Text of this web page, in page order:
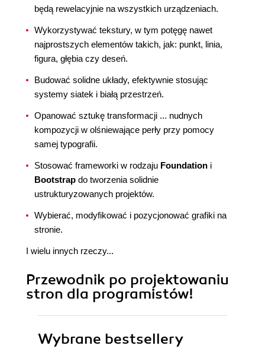
będą rewelacyjnie na wszystkich urządzeniach.
Wykorzystywać tekstury, w tym potęgę nawet
najprostszych elementów takich, jak: punkt, linia,
figura, głębia czy deseń.
Budować solidne układy, efektywnie stosując
systemy siatek i białą przestrzeń.
Opanować sztukę transformacji ... nudnych
kompozycji w olśniewające perły przy pomocy
samej typografii.
Stosować frameworki w rodzaju Foundation i
Bootstrap do tworzenia solidnie
ustrukturyzowanych projektów.
Wybierać, modyfikować i pozycjonować grafiki na
stronie.
I wielu innych rzeczy...
Przewodnik po projektowaniu
stron dla programistów!
Wybrane bestsellery